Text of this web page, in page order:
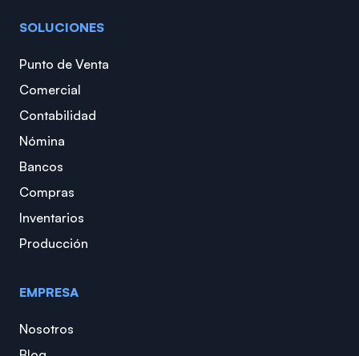
SOLUCIONES
Punto de Venta
Comercial
Contabilidad
Nómina
Bancos
Compras
Inventarios
Producción
EMPRESA
Nosotros